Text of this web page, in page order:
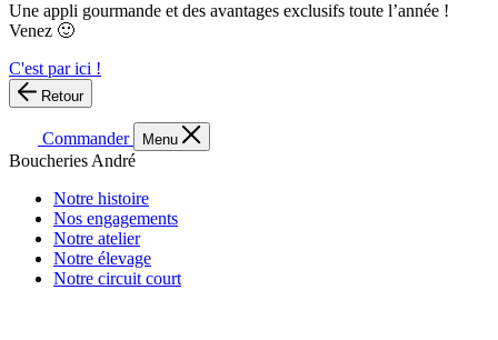
Une appli gourmande et des avantages exclusifs toute l’année !
Venez 🙂
C'est par ici !
Retour
Commander Menu
Boucheries André
Notre histoire
Nos engagements
Notre atelier
Notre élevage
Notre circuit court